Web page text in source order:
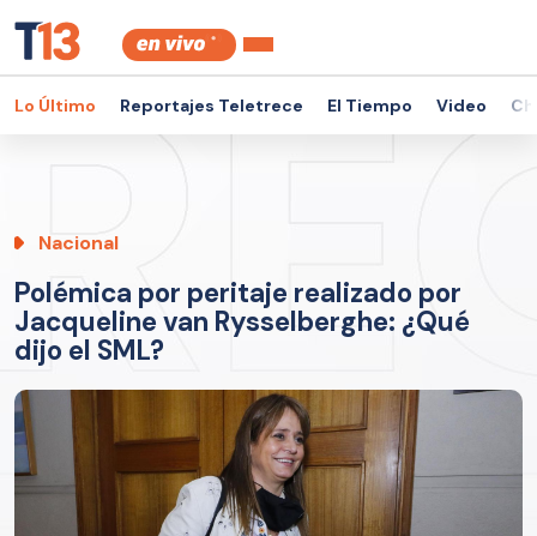
Lo Último Reportajes Teletrece El Tiempo Video
Nacional
Polémica por peritaje realizado por
Jacqueline van Rysselberghe: ¿Qué
dijo el SML?